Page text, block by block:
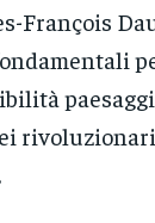
François